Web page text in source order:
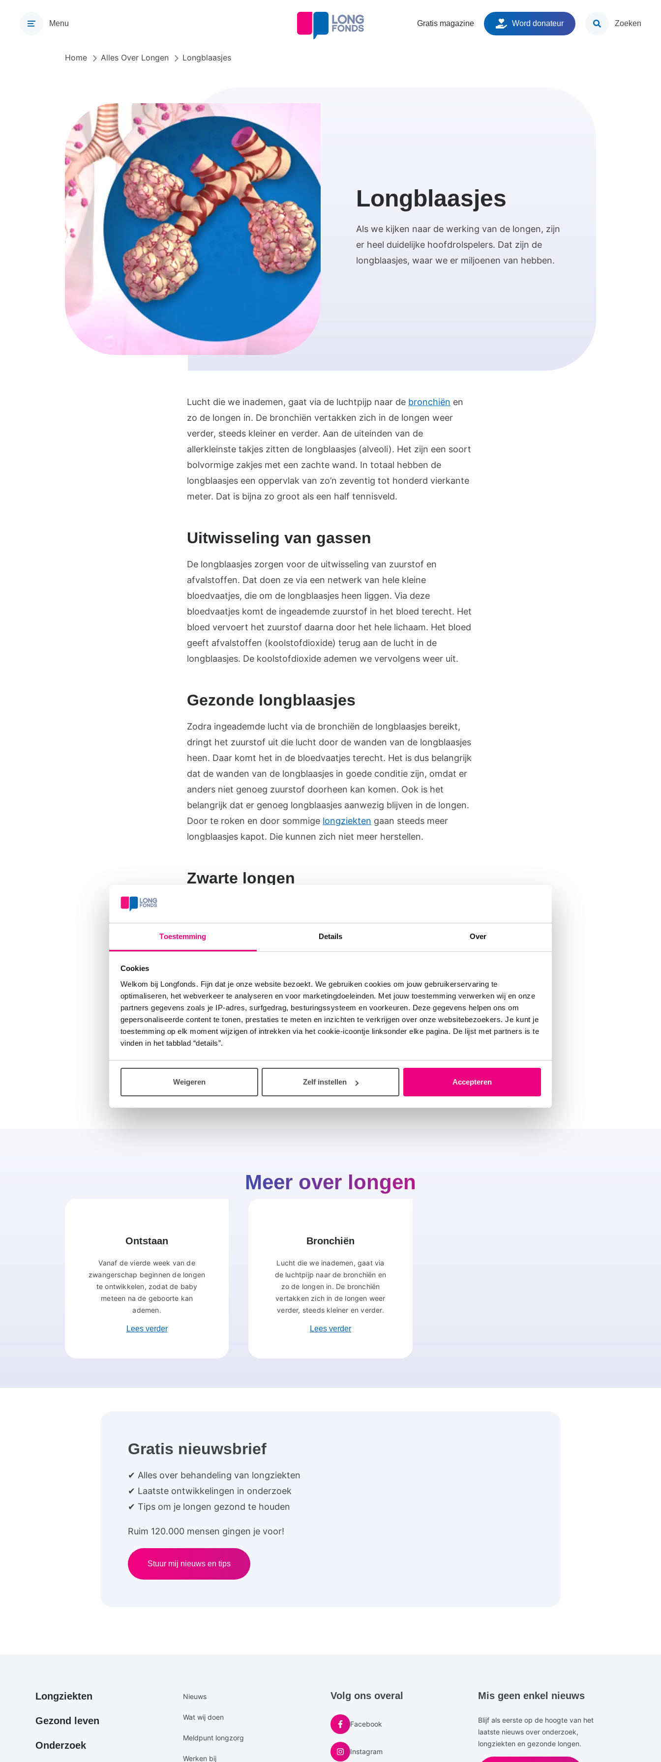
Toestemming Details Over
Cookies
Welkom bij Longfonds. Fijn dat je onze website bezoekt. We gebruiken cookies om jouw gebruikerservaring te
optimaliseren, het webverkeer te analyseren en voor marketingdoeleinden. Met jouw toestemming verwerken wij en onze
partners gegevens zoals je IP-adres, surfgedrag, besturingssysteem en voorkeuren. Deze gegevens helpen ons om
gepersonaliseerde content te tonen, prestaties te meten en inzichten te verkrijgen over onze websitebezoekers. Je kunt je
toestemming op elk moment wijzigen of intrekken via het cookie-icoontje linksonder elke pagina. De lijst met partners is te
vinden in het tabblad “details”.
Weigeren Zelf instellen Accepteren
Menu Gratis magazine Word donateur Zoeken
Kruimelpad
Home Alles Over Longen Longblaasjes
Longblaasjes
Als we kijken naar de werking van de longen, zijn
er heel duidelijke hoofdrolspelers. Dat zijn de
longblaasjes, waar we er miljoenen van hebben.
Lucht die we inademen, gaat via de luchtpijp naar de bronchiën en
zo de longen in. De bronchiën vertakken zich in de longen weer
verder, steeds kleiner en verder. Aan de uiteinden van de
allerkleinste takjes zitten de longblaasjes (alveoli). Het zijn een soort
bolvormige zakjes met een zachte wand. In totaal hebben de
longblaasjes een oppervlak van zo’n zeventig tot honderd vierkante
meter. Dat is bijna zo groot als een half tennisveld.
Uitwisseling van gassen
De longblaasjes zorgen voor de uitwisseling van zuurstof en
afvalstoffen. Dat doen ze via een netwerk van hele kleine
bloedvaatjes, die om de longblaasjes heen liggen. Via deze
bloedvaatjes komt de ingeademde zuurstof in het bloed terecht. Het
bloed vervoert het zuurstof daarna door het hele lichaam. Het bloed
geeft afvalstoffen (koolstofdioxide) terug aan de lucht in de
longblaasjes. De koolstofdioxide ademen we vervolgens weer uit.
Gezonde longblaasjes
Zodra ingeademde lucht via de bronchiën de longblaasjes bereikt,
dringt het zuurstof uit die lucht door de wanden van de longblaasjes
heen. Daar komt het in de bloedvaatjes terecht. Het is dus belangrijk
dat de wanden van de longblaasjes in goede conditie zijn, omdat er
anders niet genoeg zuurstof doorheen kan komen. Ook is het
belangrijk dat er genoeg longblaasjes aanwezig blijven in de longen.
Door te roken en door sommige longziekten gaan steeds meer
longblaasjes kapot. Die kunnen zich niet meer herstellen.
Zwarte longen
waardoor de longen van rokers uiteindelijk echt zwart worden. De
schadelijke stoffen hebben tussen de longblaasjes de kans om
kunnen zich dan gaan delen op verkeerde manieren, waardoor
kanker ontstaat.
Meer over longen
Ontstaan
Vanaf de vierde week van de
zwangerschap beginnen de longen
te ontwikkelen, zodat de baby
meteen na de geboorte kan
ademen.
Lees verder
Bronchiën
Lucht die we inademen, gaat via
de luchtpijp naar de bronchiën en
zo de longen in. De bronchiën
vertakken zich in de longen weer
verder, steeds kleiner en verder.
Lees verder
Gratis nieuwsbrief
✔ Alles over behandeling van longziekten
✔ Laatste ontwikkelingen in onderzoek
✔ Tips om je longen gezond te houden
Ruim 120.000 mensen gingen je voor!
Stuur mij nieuws en tips
Primair
Longziekten
Gezond leven
Onderzoek
Secundaire
Nieuws
Wat wij doen
Meldpunt longzorg
Werken bij
Volg ons overal
Facebook
Instagram
Mis geen enkel nieuws
Blijf als eerste op de hoogte van het
laatste nieuws over onderzoek,
longziekten en gezonde longen.